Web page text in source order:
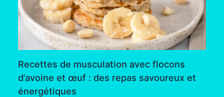
Recettes de musculation avec flocons
d’avoine et œuf : des repas savoureux et
énergétiques